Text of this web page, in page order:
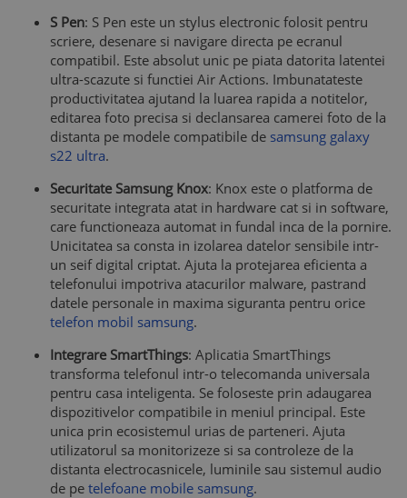
S Pen: S Pen este un stylus electronic folosit pentru
scriere, desenare si navigare directa pe ecranul
compatibil. Este absolut unic pe piata datorita latentei
ultra-scazute si functiei Air Actions. Imbunatateste
productivitatea ajutand la luarea rapida a notitelor,
editarea foto precisa si declansarea camerei foto de la
distanta pe modele compatibile de samsung galaxy
s22 ultra.
Securitate Samsung Knox: Knox este o platforma de
securitate integrata atat in hardware cat si in software,
care functioneaza automat in fundal inca de la pornire.
Unicitatea sa consta in izolarea datelor sensibile intr-
un seif digital criptat. Ajuta la protejarea eficienta a
telefonului impotriva atacurilor malware, pastrand
datele personale in maxima siguranta pentru orice
telefon mobil samsung.
Integrare SmartThings: Aplicatia SmartThings
transforma telefonul intr-o telecomanda universala
pentru casa inteligenta. Se foloseste prin adaugarea
dispozitivelor compatibile in meniul principal. Este
unica prin ecosistemul urias de parteneri. Ajuta
utilizatorul sa monitorizeze si sa controleze de la
distanta electrocasnicele, luminile sau sistemul audio
de pe telefoane mobile samsung.